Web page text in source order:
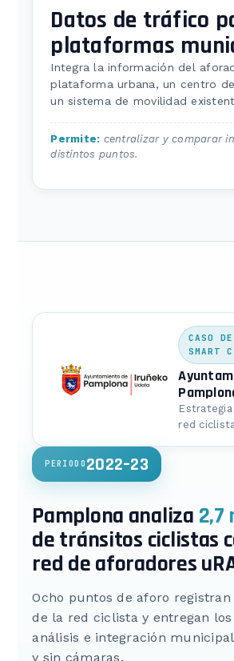
Datos de tráfico
plataformas
Integra la información del
plataforma urbana, un centro
un sistema de movilidad
Permite: centralizar y comparar
distintos puntos.
CASO
SMART
Estrategia
red
PERIODO 2022–23
Pamplona analiza 2,7
de tránsitos ciclistas
red de aforadores
Ocho puntos de aforo
de la red ciclista y entregan
análisis e integración
y sin cámaras.